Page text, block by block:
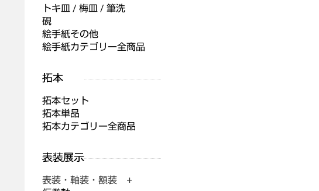
トキ皿 / 梅皿 / 筆洗
硯
絵手紙その他
絵手紙カテゴリー全商品
拓本セット
拓本単品
拓本カテゴリー全商品
表装・軸装・額装 +